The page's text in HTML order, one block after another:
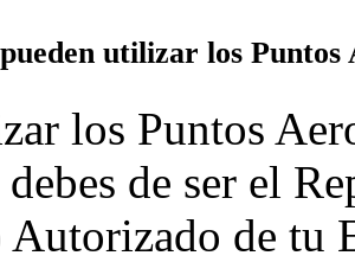
utilizar los Puntos
los Puntos
de ser el
Autorizado de tu